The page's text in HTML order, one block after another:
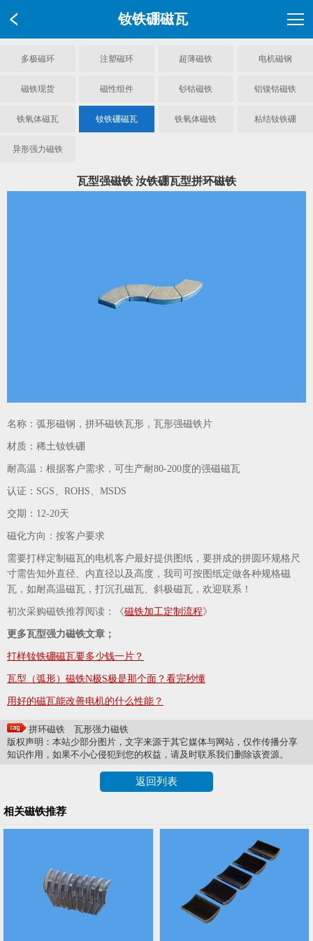
钕铁硼磁瓦
多极磁环 注塑磁环 超薄磁铁 电机磁钢
磁铁现货 磁性组件 钐钴磁铁 铝镍钴磁铁
铁氧体磁瓦 钕铁硼磁瓦 铁氧体磁铁 粘结钕铁硼
异形强力磁铁
瓦型强磁铁 汝铁硼瓦型拼环磁铁
名称：弧形磁钢，拼环磁铁瓦形，瓦形强磁铁片
材质：稀土钕铁硼
耐高温：根据客户需求，可生产耐80-200度的强磁磁瓦
认证：SGS、ROHS、MSDS
交期：12-20天
磁化方向：按客户要求
需要打样定制磁瓦的电机客户最好提供图纸，要拼成的拼圆环规格尺
寸需告知外直径、内直径以及高度， 我司可按图纸定做各种规格磁
瓦，如耐高温磁瓦 ， 打沉孔磁瓦 、斜极磁瓦，欢迎联系！
初次采购磁铁推荐阅读：《磁铁加工定制流程》
更多瓦型强力磁铁文章；
打样钕铁硼磁瓦要多少钱一片？
瓦型（弧形）磁铁N极S极是那个面？看完秒懂
用好的磁瓦能改善电机的什么性能？
拼环磁铁
瓦形强力磁铁
版权声明：本站少部分图片，文字来源于其它媒体与网站，仅作传播分享
知识作用，如果不小心侵犯到您的权益，请及时联系我们删除该资源。
返回列表
相关磁铁推荐